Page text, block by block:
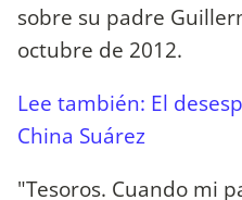
sobre su padre
octubre de 2012.
Lee también: El
China Suárez
"Tesoros. Cuando mi